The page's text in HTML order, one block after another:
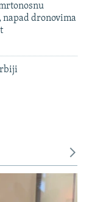
dronovima